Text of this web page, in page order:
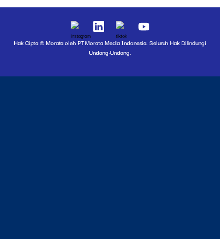
Hak Cipta © Morata oleh PT Morata Media Indonesia. Seluruh Hak Dilindungi
Undang-Undang.